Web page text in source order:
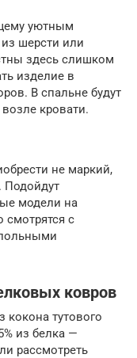
уютным
шерсти или
здесь слишком
изделие в
В спальне будут
кровати.
не маркий,
Подойдут
модели на
смотрятся с
ковров
кокона тутового
из белка —
рассмотреть